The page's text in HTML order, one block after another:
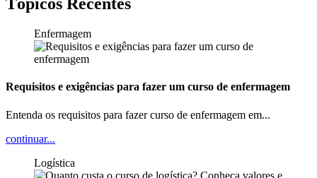
Enfermagem
Requisitos e exigências para fazer um curso de enfermagem
Entenda os requisitos para fazer curso de enfermagem em...
continuar...
Logística